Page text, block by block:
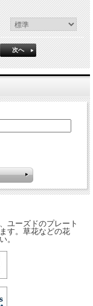
次へ
ユーズドのプレート
す。草花などの花
。